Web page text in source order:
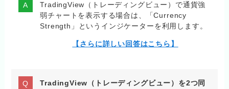
TradingView（トレーディングビュー）で通貨強
弱チャートを表示する場合は、「Currency
Strength」というインジケーターを利用します。
【さらに詳しい回答はこちら】
TradingView（トレーディングビュー）を2つ同